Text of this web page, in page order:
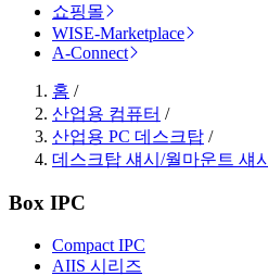
쇼핑몰
WISE-Marketplace
A-Connect
홈 /
산업용 컴퓨터 /
산업용 PC 데스크탑 /
데스크탑 섀시/월마운트 섀시
Box IPC
Compact IPC
AIIS 시리즈